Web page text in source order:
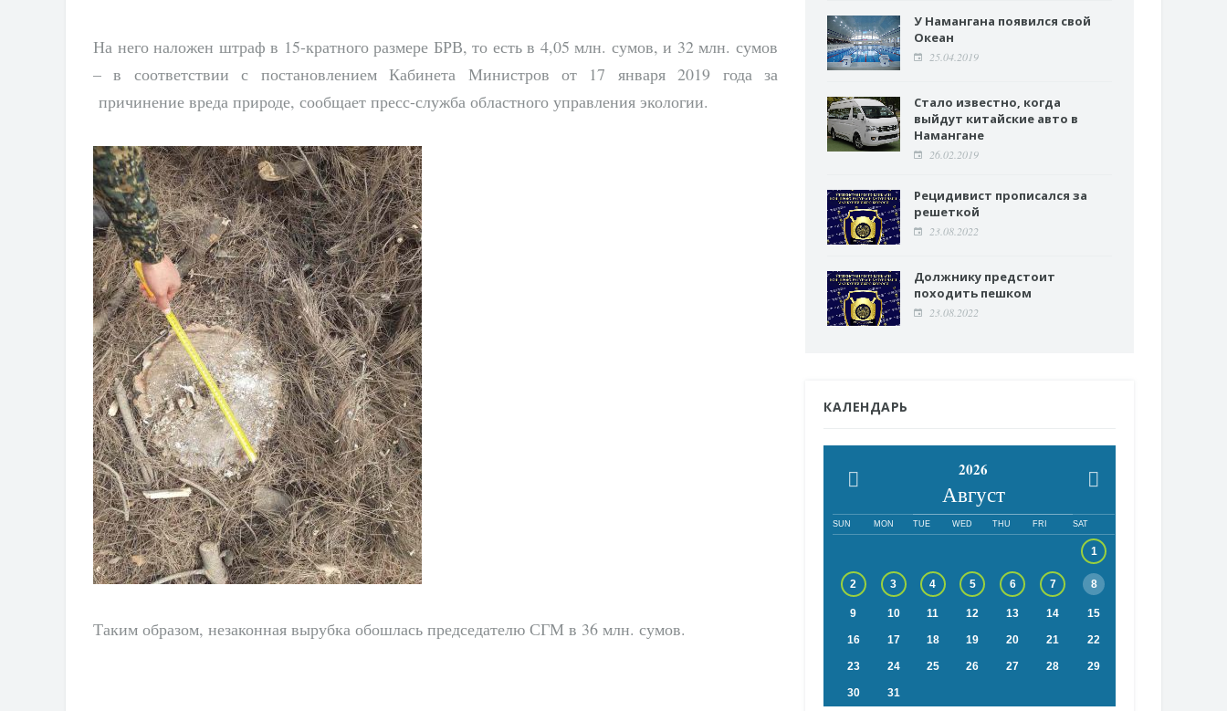
На него наложен штраф в 15-кратного размере БРВ, то есть в 4,05 млн. сумов, и 32 млн. сумов
– в соответствии с постановлением Кабинета Министров от 17 января 2019 года за
причинение вреда природе, сообщает пресс-служба областного управления экологии.
Таким образом, незаконная вырубка обошлась председателю СГМ в 36 млн. сумов.
У Намангана появился свой
Океан
25.04.2019
Стало известно, когда
выйдут китайские авто в
Намангане
26.02.2019
Рецидивист прописался за
решеткой
23.08.2022
Должнику предстоит
походить пешком
23.08.2022
КАЛЕНДАРЬ
2026
Август
SUN MON TUE WED THU FRI SAT
1
2 3 4 5 6 7 8
9 10 11 12 13 14 15
16 17 18 19 20 21 22
23 24 25 26 27 28 29
30 31